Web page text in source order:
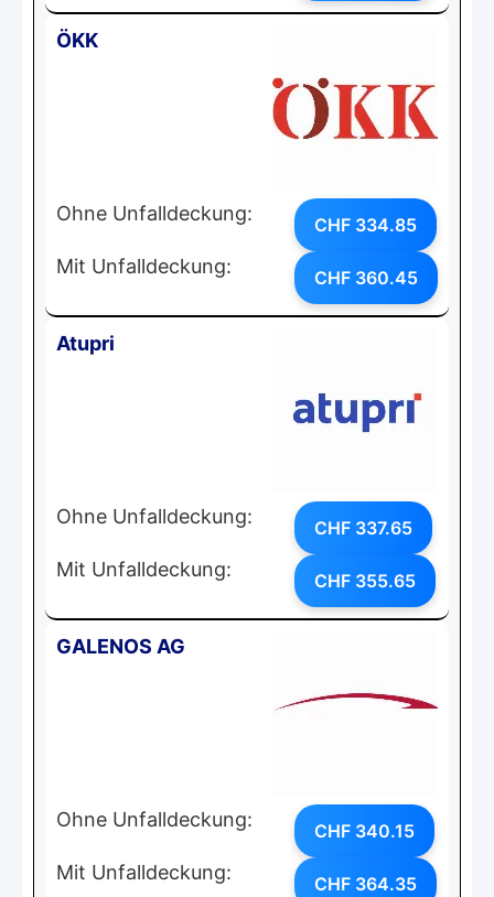
ÖKK
Ohne Unfalldeckung: CHF 334.85
Mit Unfalldeckung: CHF 360.45
Atupri
Ohne Unfalldeckung: CHF 337.65
Mit Unfalldeckung: CHF 355.65
GALENOS AG
Ohne Unfalldeckung: CHF 340.15
Mit Unfalldeckung: CHF 364.35